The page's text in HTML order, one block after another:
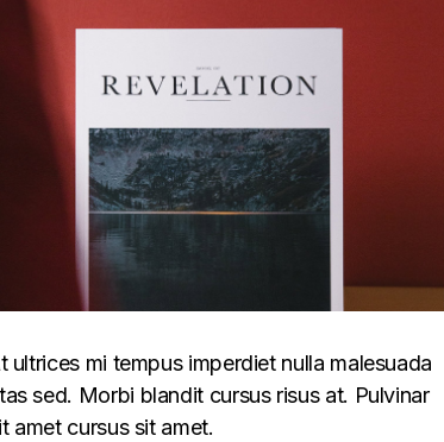
mi tempus imperdiet nulla malesuada
sed. Morbi blandit cursus risus at. Pulvinar
amet cursus sit amet.